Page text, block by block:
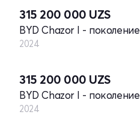
315 200 000 UZS
BYD Chazor I - поколение
2024
315 200 000 UZS
BYD Chazor I - поколение
2024